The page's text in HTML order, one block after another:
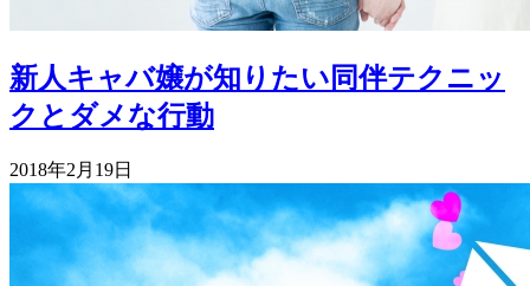
新人キャバ嬢が知りたい同伴テクニッ
クとダメな行動
2018年2月19日